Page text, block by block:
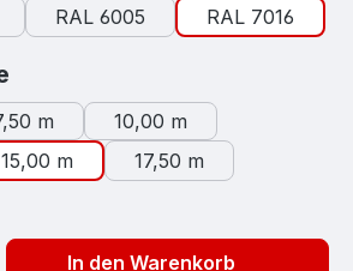
RAL 6005 RAL 7016
m
10,00 m
15,00 m
17,50 m
In den Warenkorb